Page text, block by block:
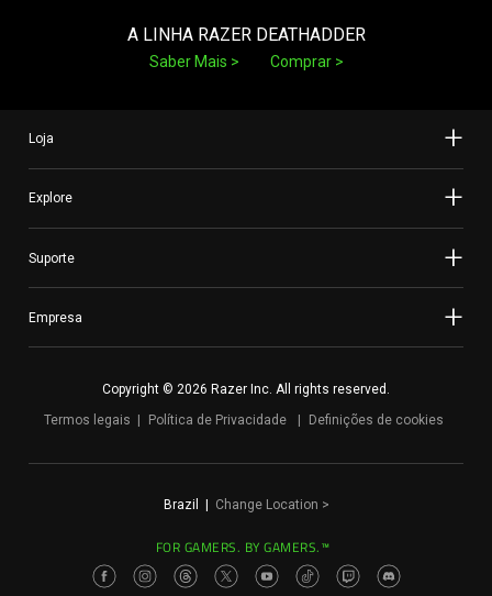
A LINHA RAZER DEATHADDER
Saber Mais Comprar
Loja
Explore
Suporte
Empresa
Copyright © 2026 Razer Inc. All rights reserved.
Termos legais
Política de Privacidade Definições de cookies
Brazil Change Location >
FOR GAMERS. BY GAMERS.™